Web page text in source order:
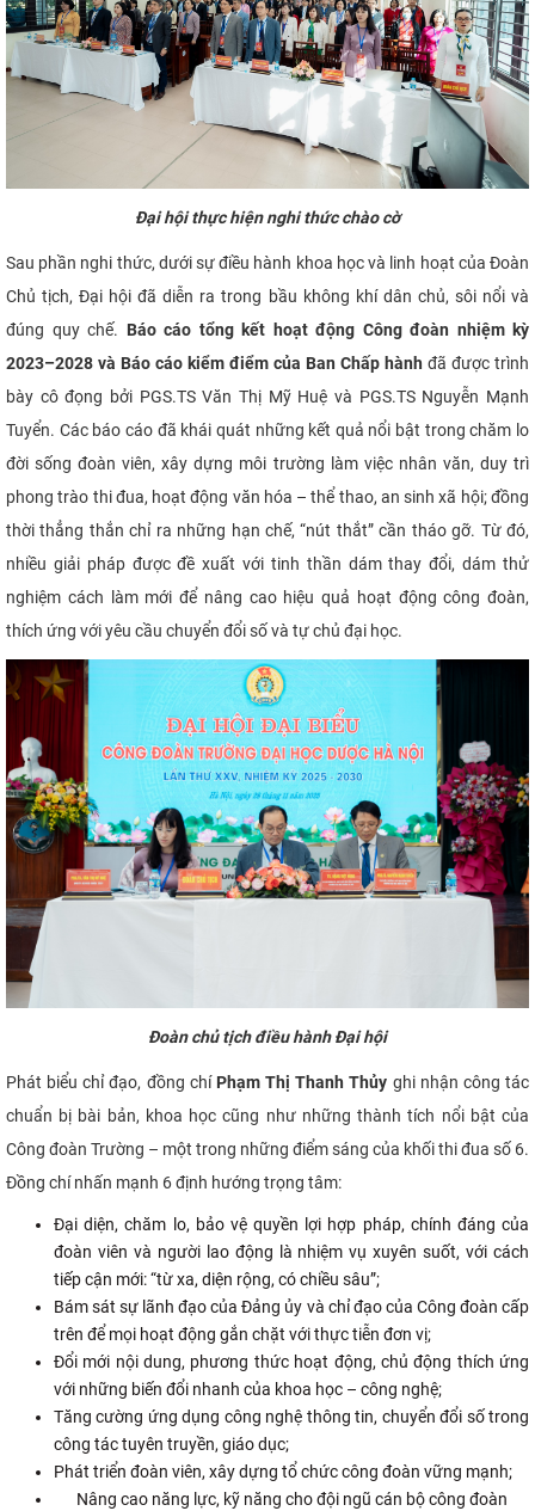
Đạihội thực hiện nghi thức chào cờ
Sau phần nghi thức, dưới sự điều hành khoa học và linh hoạt của Đoàn
Chủ tịch, Đại hội đã diễn ra trong bầu không khí dân chủ, sôi nổi và
đúng quy chế. Báo cáo tổng kết hoạt động Công đoàn nhiệm kỳ
2023–2028 và Báo cáo kiểm điểm của Ban Chấp hành đã được trình
bày cô đọng bởi PGS.TS Văn Thị Mỹ Huệ và PGS.TS Nguyễn Mạnh
Tuyển. Các báo cáo đã khái quát những kết quả nổi bật trong chăm lo
đời sống đoàn viên, xây dựng môi trường làm việc nhân văn, duy trì
phong trào thi đua, hoạt động văn hóa – thể thao, an sinh xã hội; đồng
thời thẳng thắn chỉ ra những hạn chế, “nút thắt” cần tháo gỡ. Từ đó,
nhiều giải pháp được đề xuất với tinh thần dám thay đổi, dám thử
nghiệm cách làm mới để nâng cao hiệu quả hoạt động công đoàn,
thích ứng với yêu cầu chuyển đổi số và tự chủ đại học.
Đoànchủ tịch điều hành Đại hội
Phát biểu chỉ đạo, đồng chí Phạm Thị Thanh Thủy ghi nhận công tác
chuẩn bị bài bản, khoa học cũng như những thành tích nổi bật của
Công đoàn Trường – một trong những điểm sáng của khối thi đua số 6.
Đồng chí nhấn mạnh 6 định hướng trọng tâm:
Đại diện, chăm lo, bảo vệ quyền lợi hợp pháp, chính đáng của
đoàn viên và người lao động là nhiệm vụ xuyên suốt, với cách
tiếp cận mới: “từ xa, diện rộng, có chiều sâu”;
Bám sát sự lãnh đạo của Đảng ủy và chỉ đạo của Công đoàn cấp
trên để mọi hoạt động gắn chặt với thực tiễn đơn vị;
Đổi mới nội dung, phương thức hoạt động, chủ động thích ứng
với những biến đổi nhanh của khoa học – công nghệ;
Tăng cường ứng dụng công nghệ thông tin, chuyển đổi số trong
công tác tuyên truyền, giáo dục;
Phát triển đoàn viên, xây dựng tổ chức công đoàn vững mạnh;
Nâng cao năng lực, kỹ năng cho đội ngũ cán bộ công đoàn